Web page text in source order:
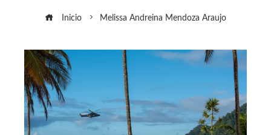
Inicio Melissa Andreina Mendoza Araujo